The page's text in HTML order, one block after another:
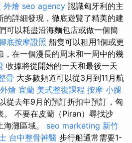
外燴 seo agency 認識匈牙利的主
的詳細發現，徹底遊覽了精美的建
可以耗盡沿海麵包店或做一個簡
底按摩證照 船隻可以租用1個或更
，在一個漫長的周末和一周中的幾
收據將從開始的一天和最後一天
骨 大多數頻道可以從3月到11月航
外燴 宜蘭 美式整復課程 按摩 小腿
從去年9月的預訂折扣中預訂，匈
。 不要在皮蘭（Piran）尋找沙
灘區域。 seo marketing 新竹
台中整骨神醫 步行船通常需要1-